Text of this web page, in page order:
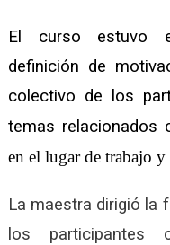
El curso estuvo
definición de
colectivo de los
temas relacionados
en el lugar de trabajo
La maestra dirigió la
los participantes